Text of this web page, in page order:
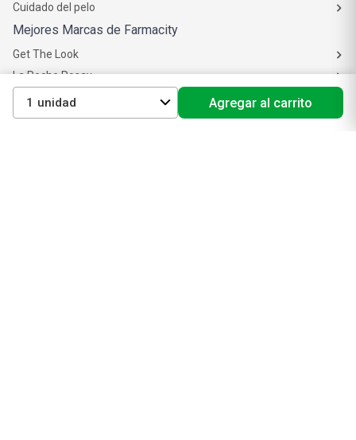
1 Agregar al carrito
Cuidado del pelo
Mejores Marcas de Farmacity
Get The Look
La Roche Posay
Vichy
Eucerin